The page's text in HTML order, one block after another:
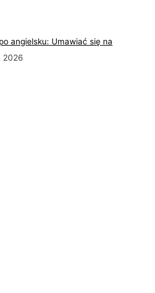
angielsku: Umawiać się na
2026